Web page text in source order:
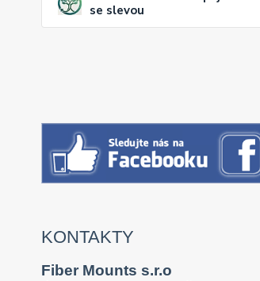
se slevou
KONTAKTY
Fiber Mounts s.r.o